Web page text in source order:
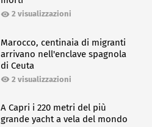
2 visualizzazioni
Marocco, centinaia di migranti
arrivano nell'enclave spagnola
di Ceuta
2 visualizzazioni
A Capri i 220 metri del più
grande yacht a vela del mondo